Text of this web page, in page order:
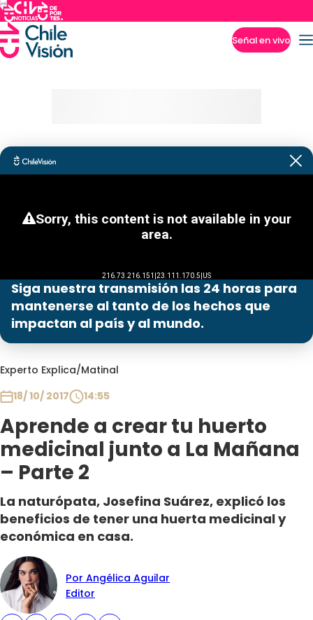
Señal en vivo
Siga nuestra transmisión las 24 horas para
mantenerse al tanto de los hechos que
impactan al país y al mundo.
Experto Explica/Matinal
18/ 10/ 2017
14:55
Aprende a crear tu huerto
medicinal junto a La Mañana
– Parte 2
La naturópata, Josefina Suárez, explicó los
beneficios de tener una huerta medicinal y
económica en casa.
Por Angélica Aguilar
Editor
Programas
Contigo en Directo
Plan Perfecto
Sabingo
Todos Los Programas